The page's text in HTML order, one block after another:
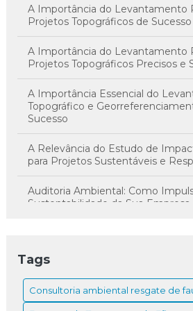
A Importância do Levantamento
Projetos Topográficos de Sucesso
A Importância do Levantamento
Projetos Topográficos Precisos e
A Importância Essencial do
Topográfico e
Sucesso
A Relevância do Estudo de
para Projetos Sustentáveis e
Auditoria Ambiental: Como
Sustentabilidade da Sua Empresa
Como Elaborar um Orçamento
Impacto de Vizinhança Eficiente
Tags
Consultoria ambiental resgate de